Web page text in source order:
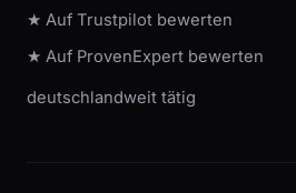
★ Auf Trustpilot bewerten
★ Auf ProvenExpert bewerten
deutschlandweit tätig